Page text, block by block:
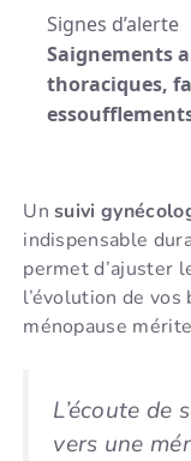
Signes d’alerte
Saignements
thoraciques,
Unsuivi
indispensable
permet d’ajuster
l’évolution de vos
ménopause
L’écoute de
vers une